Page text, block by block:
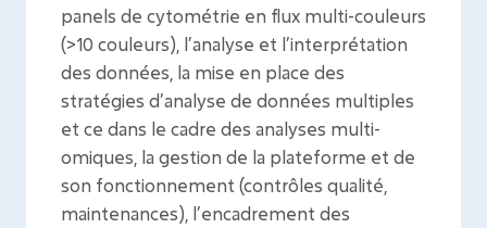
panels de cytométrie en flux multi-couleurs
(>10 couleurs), l’analyse et l’interprétation
des données, la mise en place des
stratégies d’analyse de données multiples
et ce dans le cadre des analyses multi-
omiques, la gestion de la plateforme et de
son fonctionnement (contrôles qualité,
maintenances), l’encadrement des